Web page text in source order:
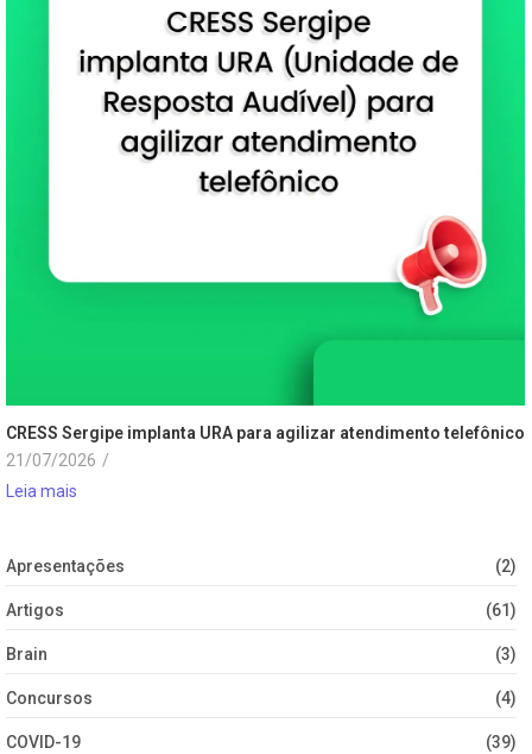
CRESS Sergipe implanta URA para agilizar atendimento telefônico
21/07/2026 /
Leia mais
Apresentações (2)
Artigos (61)
Brain (3)
Concursos (4)
COVID-19 (39)